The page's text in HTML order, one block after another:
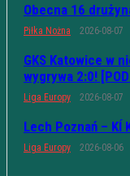
Obecna 16
Piłka Nożna 2026-08-07
GKS Katowice w
wygrywa 2:0!
Liga Europy 2026-08-07
Lech Poznań – KÍ
Liga Europy 2026-08-06